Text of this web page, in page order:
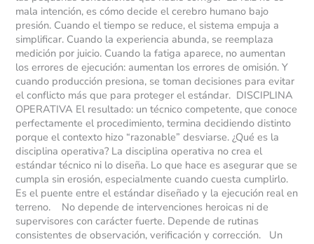
mala intención, es cómo decide el cerebro humano bajo
presión. Cuando el tiempo se reduce, el sistema empuja a
simplificar. Cuando la experiencia abunda, se reemplaza
medición por juicio. Cuando la fatiga aparece, no aumentan
los errores de ejecución: aumentan los errores de omisión. Y
cuando producción presiona, se toman decisiones para evitar
el conflicto más que para proteger el estándar. DISCIPLINA
OPERATIVA El resultado: un técnico competente, que conoce
perfectamente el procedimiento, termina decidiendo distinto
porque el contexto hizo “razonable” desviarse. ¿Qué es la
disciplina operativa? La disciplina operativa no crea el
estándar técnico ni lo diseña. Lo que hace es asegurar que se
cumpla sin erosión, especialmente cuando cuesta cumplirlo.
Es el puente entre el estándar diseñado y la ejecución real en
terreno. No depende de intervenciones heroicas ni de
supervisores con carácter fuerte. Depende de rutinas
consistentes de observación, verificación y corrección. Un